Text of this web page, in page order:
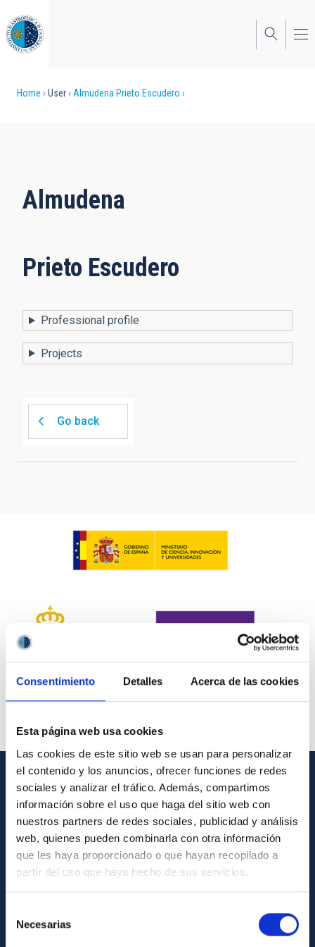
Consentimiento Detalles Acerca de las cookies
Esta página web usa cookies
Las cookies de este sitio web se usan para personalizar
el contenido y los anuncios, ofrecer funciones de redes
sociales y analizar el tráfico. Además, compartimos
información sobre el uso que haga del sitio web con
nuestros partners de redes sociales, publicidad y análisis
web, quienes pueden combinarla con otra información
que les haya proporcionado o que hayan recopilado a
partir del uso que haya hecho de sus servicios.
Necesarias
to
main
content
Breadcrumb
Home User Almudena Prieto Escudero
Almudena
Prieto Escudero
Professional profile
Projects
Go back
GENERAL INFORMATION
Contact
How to get to the IAC
List of personnel
Library
General register